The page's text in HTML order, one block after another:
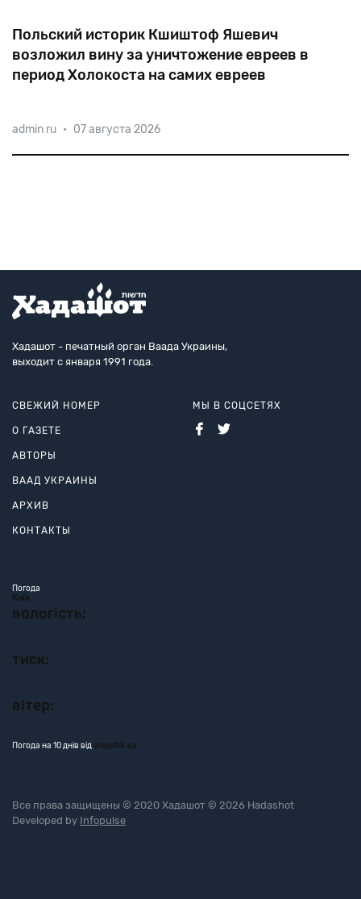
Польский историк Кшиштоф Яшевич
возложил вину за уничтожение евреев в
период Холокоста на самих евреев
возложил вину за уничтожение евреев в период
Холокоста на самих евреев, вызвал возмущение
admin ru • 07 августа 2026
Хадашот - печатный орган Ваада Украины,
выходит с января 1991 года.
СВЕЖИЙ НОМЕР
О ГАЗЕТЕ
АВТОРЫ
ВААД УКРАИНЫ
АРХИВ
КОНТАКТЫ
МЫ В СОЦСЕТЯХ
Погода
Київ
вологість:
тиск:
вітер:
Погода на 10 днів від sinoptik.ua
Все права защищены © 2020 Хадашот © 2026 Hadashot
Developed by Infopulse